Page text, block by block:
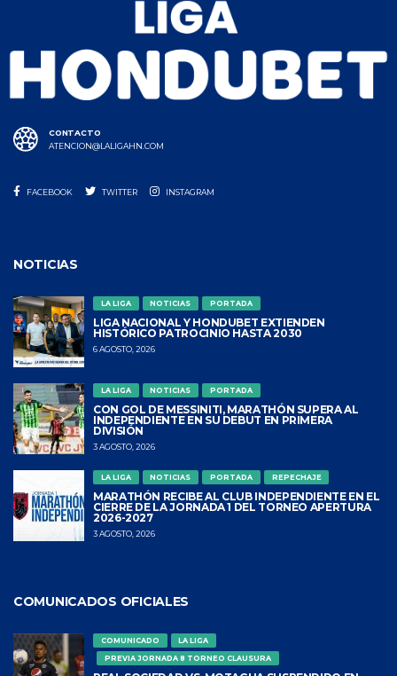
CONTACTO
ATENCION@LALIGAHN.COM
FACEBOOK TWITTER INSTAGRAM
NOTICIAS
LA LIGA NOTICIAS PORTADA
LIGA NACIONAL Y HONDUBET EXTIENDEN
HISTÓRICO PATROCINIO HASTA 2030
6 AGOSTO, 2026
LA LIGA NOTICIAS PORTADA
CON GOL DE MESSINITI, MARATHÓN SUPERA AL
INDEPENDIENTE EN SU DEBUT EN PRIMERA
DIVISIÓN
3 AGOSTO, 2026
LA LIGA NOTICIAS PORTADA REPECHAJE
MARATHÓN RECIBE AL CLUB INDEPENDIENTE EN EL
CIERRE DE LA JORNADA 1 DEL TORNEO APERTURA
2026-2027
3 AGOSTO, 2026
COMUNICADOS OFICIALES
COMUNICADO
LA LIGA
PREVIA JORNADA 8 TORNEO CLAUSURA